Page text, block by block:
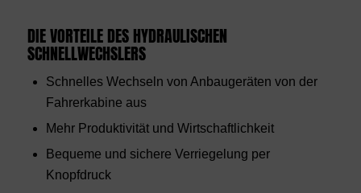
DIE VORTEILE DES HYDRAULISCHEN
SCHNELLWECHSLERS
Schnelles Wechseln von Anbaugeräten von der
Fahrerkabine aus
Mehr Produktivität und Wirtschaftlichkeit
Bequeme und sichere Verriegelung per
Knopfdruck